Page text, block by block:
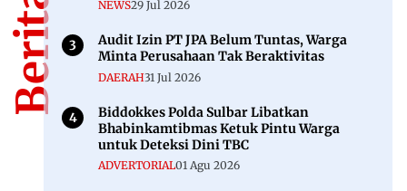
NEWS29 Jul 2026
Audit Izin PT JPA Belum Tuntas, Warga
Minta Perusahaan Tak Beraktivitas
DAERAH31 Jul 2026
Biddokkes Polda Sulbar Libatkan
Bhabinkamtibmas Ketuk Pintu Warga
untuk Deteksi Dini TBC
ADVERTORIAL01 Agu 2026